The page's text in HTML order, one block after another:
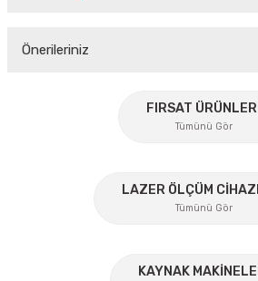
Önerileriniz
konularda yetersiz gördüğünüz
kullanarak tarafımıza iletebilirsiniz.
Ürün resmi kalitesiz, bozuk veya
Ürün açıklamasında eksik bilgiler
Ürün fiyatı diğer sitelerden daha pahalı.
FIRSAT
Tümünü Gör
LAZER ÖLÇÜM
Tümünü Gör
KAYNAK